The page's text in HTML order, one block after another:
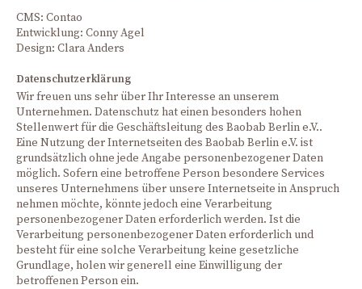
CMS: Contao
Entwicklung: Conny Agel
Design: Clara Anders
Datenschutzerklärung
Wir freuen uns sehr über Ihr Interesse an unserem
Unternehmen. Datenschutz hat einen besonders hohen
Stellenwert für die Geschäftsleitung des Baobab Berlin e.V..
Eine Nutzung der Internetseiten des Baobab Berlin e.V. ist
grundsätzlich ohne jede Angabe personenbezogener Daten
möglich. Sofern eine betroffene Person besondere Services
unseres Unternehmens über unsere Internetseite in Anspruch
nehmen möchte, könnte jedoch eine Verarbeitung
personenbezogener Daten erforderlich werden. Ist die
Verarbeitung personenbezogener Daten erforderlich und
besteht für eine solche Verarbeitung keine gesetzliche
Grundlage, holen wir generell eine Einwilligung der
betroffenen Person ein.